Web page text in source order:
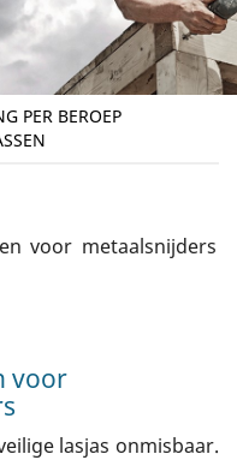
PER BEROEP
voor metaalsnijders
voor
lasjas onmisbaar.